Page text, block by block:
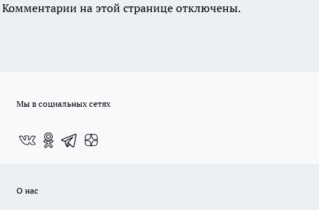
Комментарии на этой странице отключены.
Мы в социальных сетях
О нас